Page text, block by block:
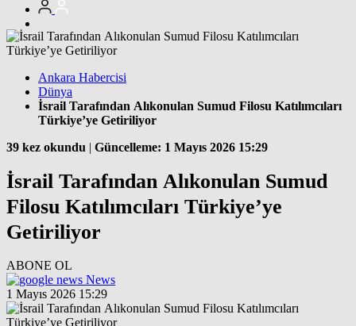
Ankara Habercisi
Dünya
İsrail Tarafından Alıkonulan Sumud Filosu Katılımcıları
Türkiye’ye Getiriliyor
39 kez okundu | Güncelleme: 1 Mayıs 2026 15:29
İsrail Tarafından Alıkonulan Sumud
Filosu Katılımcıları Türkiye’ye
Getiriliyor
ABONE OL
News
1 Mayıs 2026 15:29